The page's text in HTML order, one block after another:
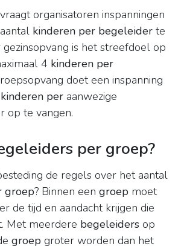
organisatoren inspanningen
kinderen per begeleider te
is het streefdoel op
4 kinderen per
doet een inspanning
kinderen per aanwezige
op te vangen.
per groep?
de regels over het aantal
groep? Binnen een groep moet
de tijd en aandacht krijgen die
Met meerdere begeleiders op
groep groter worden dan het